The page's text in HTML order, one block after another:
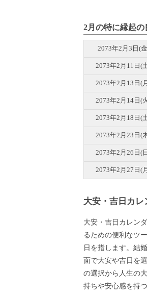
2月の特に縁起の
2073年2月3日(
2073年2月11日(
2073年2月13日(
2073年2月14日(
2073年2月18日(
2073年2月23日(
2073年2月26日(
2073年2月27日(
大安・吉日カ
大安・吉日カレン
るための便利なツ
日を指します。結
面で大安や吉日を
の選択から人生の
持ちや安心感を持